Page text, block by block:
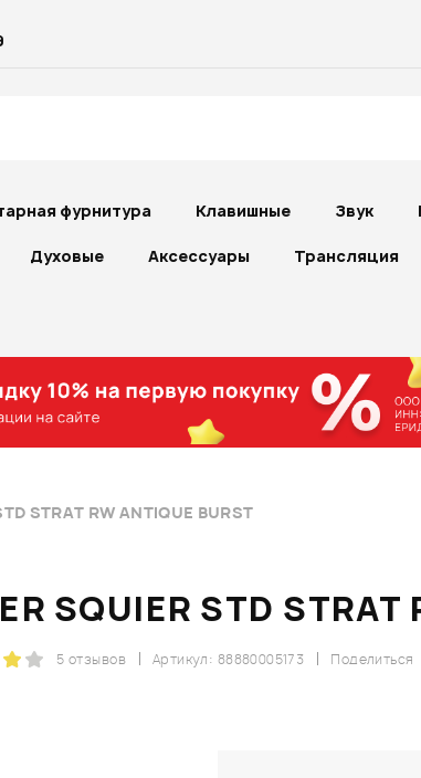
фурнитура Клавишные Звук
Духовые Аксессуары Трансляция
STRAT RW ANTIQUE BURST
SQUIER STD STRAT
Поделиться
Артикул: 88880005173
5 отзывов